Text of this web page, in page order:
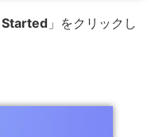
」をクリックし